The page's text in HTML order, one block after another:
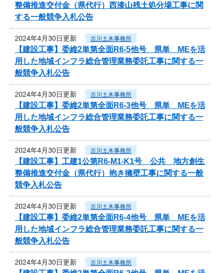
整備推進交付金（県代行）西漆山残土処分場工事に関
する一般競争入札公告
2024年4月30日更新 古川土木事務所
【建設工事】委維2単第全面R6-5他号 県単 MEを活
用した地域インフラ総合管理業務委託工事に関する一
般競争入札公告
2024年4月30日更新 古川土木事務所
【建設工事】委維2単第全面R6-3他号 県単 MEを活
用した地域インフラ総合管理業務委託工事に関する一
般競争入札公告
2024年4月30日更新 古川土木事務所
【建設工事】工建1公第R6-M1-K1号 公共 地方創生
整備推進交付金（県代行）抱き擁壁工事に関する一般
競争入札公告
2024年4月30日更新 古川土木事務所
【建設工事】委維2単第全面R6-4他号 県単 MEを活
用した地域インフラ総合管理業務委託工事に関する一
般競争入札公告
2024年4月30日更新 古川土木事務所